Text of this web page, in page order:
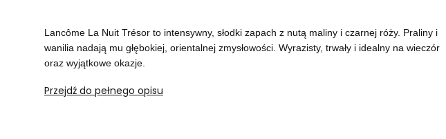
Lancôme La Nuit Trésor to intensywny, słodki zapach z nutą maliny i czarnej róży. Praliny i
wanilia nadają mu głębokiej, orientalnej zmysłowości. Wyrazisty, trwały i idealny na wieczór
oraz wyjątkowe okazje.
Przejdź do pełnego opisu